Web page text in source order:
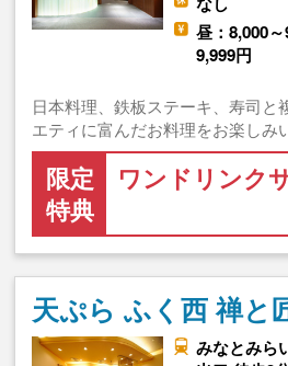
昼：8,000
9,999円
日本料理、鉄板ステーキ、寿司と
エティに富んだお料理をお楽しみ
限定
特典
ワンドリンク
天ぷら ふく西 禅と
みなとみら